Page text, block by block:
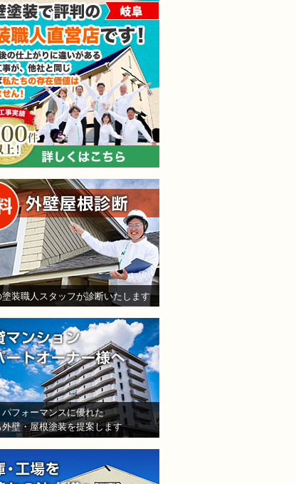
装職人スタッフが診断いたします
パフォーマンスに優れた
外壁・屋根塗装を提案します
・無料診断のご依頼フォームはこちら